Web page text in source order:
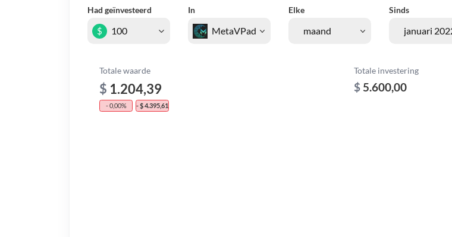
Had geïnvesteerd In Elke Sinds
$
Totale waarde
$ 1.204,39
- 0,00% - $ 4.395,61
Totale investering
$ 5.600,00